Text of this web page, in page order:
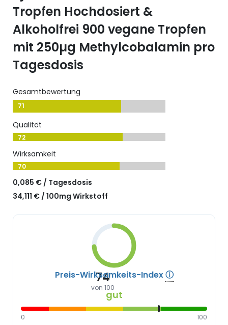
Tropfen Hochdosiert &
Alkoholfrei 900 vegane Tropfen
mit 250µg Methylcobalamin pro
Tagesdosis
Gesamtbewertung
71
Qualität
72
Wirksamkeit
70
0,085 € / Tagesdosis
34,111 € / 100mg Wirkstoff
74
von 100
Preis-Wirksamkeits-Indexⓘ
gut
0 100